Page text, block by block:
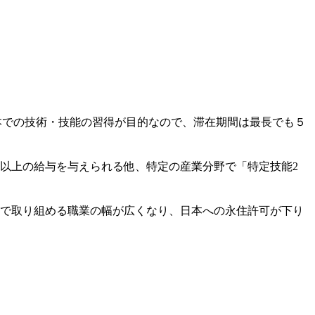
の技術・技能の習得が目的なので、滞在期間は最長でも５
上の給与を与えられる他、特定の産業分野で「特定技能2
取り組める職業の幅が広くなり、日本への永住許可が下り